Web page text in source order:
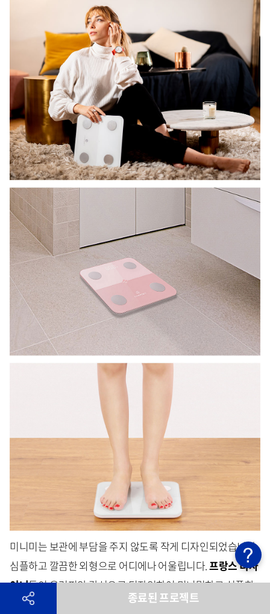
미니미는 보관에 부담을 주지 않도록 작게 디자인되었습니다.
심플하고 깔끔한 외형으로 어디에나 어울립니다.프랑스 디자
이너들이 유러피안 감성으로 디자인하여 미니멀하고 심플한
외관을 자랑합니다.
종료된 프로젝트